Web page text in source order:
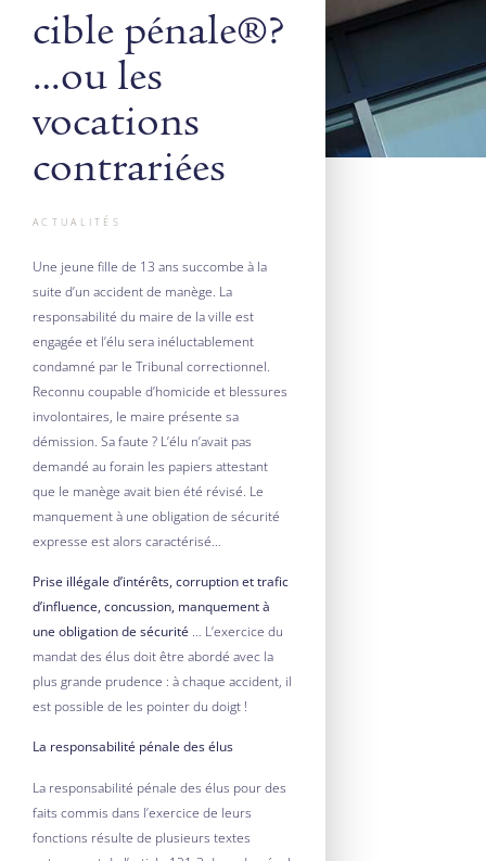
cible pénale ?
…ou les
vocations
contrariées
ACTUALITÉS
Une jeune fille de 13 ans succombe à la
suite d’un accident de manège. La
responsabilité du maire de la ville est
engagée et l’élu sera inéluctablement
condamné par le Tribunal correctionnel.
Reconnu coupable d’homicide et blessures
involontaires, le maire présente sa
démission. Sa faute ? L’élu n’avait pas
demandé au forain les papiers attestant
que le manège avait bien été révisé. Le
manquement à une obligation de sécurité
expresse est alors caractérisé…
Prise illégale d’intérêts, corruption et trafic
d’influence, concussion, manquement à
une obligation de sécurité … L’exercice du
mandat des élus doit être abordé avec la
plus grande prudence : à chaque accident, il
est possible de les pointer du doigt !
La responsabilité pénale des élus
La responsabilité pénale des élus pour des
faits commis dans l’exercice de leurs
fonctions résulte de plusieurs textes